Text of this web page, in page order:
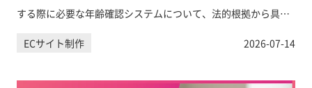
する際に必要な年齢確認システムについて、法的根拠から具体
的な導入方法、UXへの影響まで実務担当者向けに詳しく解説し
ECサイト制作 2026-07-14